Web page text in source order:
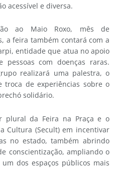
acessível e diversa.
ao Maio Roxo, mês de
a feira também contará com a
entidade que atua no apoio
com doenças raras.
realizará uma palestra, o
troca de experiências sobre o
solidário.
plural da Feira na Praça e o
Cultura (Secult) em incentivar
no estado, também abrindo
conscientização, ampliando o
dos espaços públicos mais